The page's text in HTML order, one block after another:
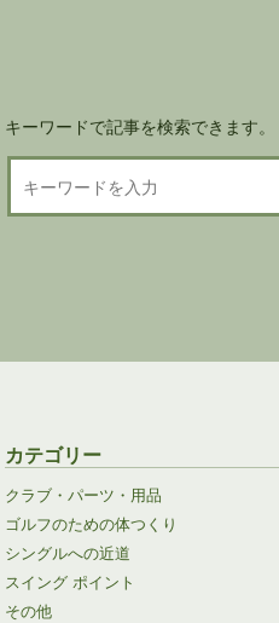
キーワードで記事を検索できます。
カテゴリー
クラブ・パーツ・用品
ゴルフのための体つくり
シングルへの近道
スイング ポイント
その他